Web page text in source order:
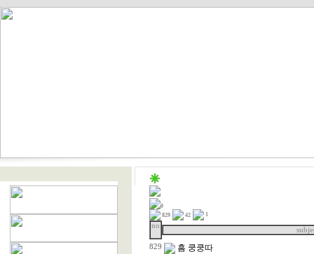
0
829
42 1
no
829 흠 쿵쿵따